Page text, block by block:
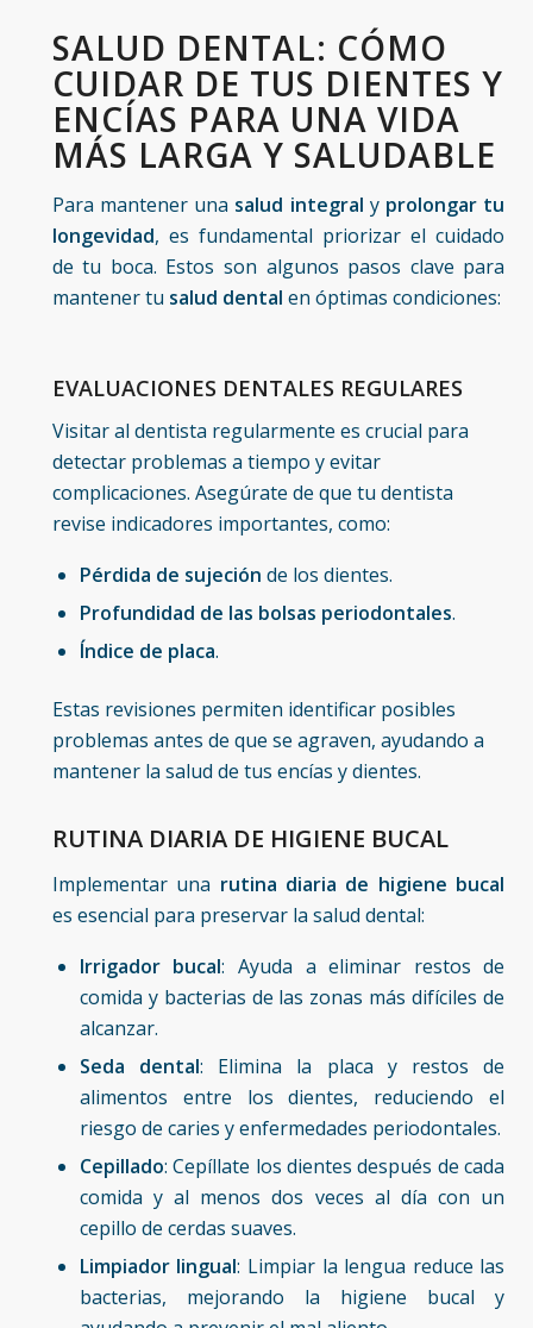
SALUD DENTAL: CÓMO
CUIDAR DE TUS DIENTES Y
ENCÍAS PARA UNA VIDA
MÁS LARGA Y SALUDABLE
Para mantener una salud integral y prolongar tu
longevidad, es fundamental priorizar el cuidado
de tu boca. Estos son algunos pasos clave para
mantener tu salud dental en óptimas condiciones:
EVALUACIONES DENTALES REGULARES
Visitar al dentista regularmente es crucial para
detectar problemas a tiempo y evitar
complicaciones. Asegúrate de que tu dentista
revise indicadores importantes, como:
Pérdida de sujeción de los dientes.
Profundidad de las bolsas periodontales.
Índice de placa.
Estas revisiones permiten identificar posibles
problemas antes de que se agraven, ayudando a
mantener la salud de tus encías y dientes.
RUTINA DIARIA DE HIGIENE BUCAL
Implementar una rutina diaria de higiene bucal
es esencial para preservar la salud dental:
Irrigador bucal: Ayuda a eliminar restos de
comida y bacterias de las zonas más difíciles de
alcanzar.
Seda dental: Elimina la placa y restos de
alimentos entre los dientes, reduciendo el
riesgo de caries y enfermedades periodontales.
Cepillado: Cepíllate los dientes después de cada
comida y al menos dos veces al día con un
cepillo de cerdas suaves.
Limpiador lingual: Limpiar la lengua reduce las
bacterias, mejorando la higiene bucal y